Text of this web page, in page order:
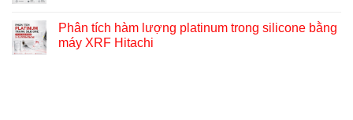
Phân tích hàm lượng platinum trong silicone bằng
máy XRF Hitachi